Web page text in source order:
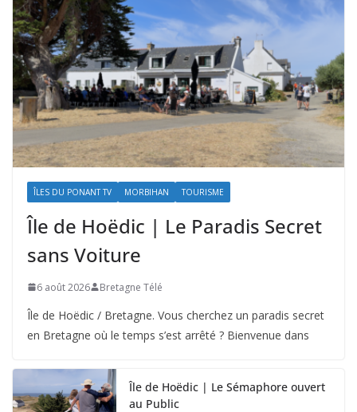
ÎLES DU PONANT TV MORBIHAN TOURISME
Île de Hoëdic | Le Paradis Secret
sans Voiture
6 août 2026 Bretagne Télé
Île de Hoëdic / Bretagne. Vous cherchez un paradis secret
en Bretagne où le temps s’est arrêté ? Bienvenue dans
Île de Hoëdic | Le Sémaphore ouvert
au Public